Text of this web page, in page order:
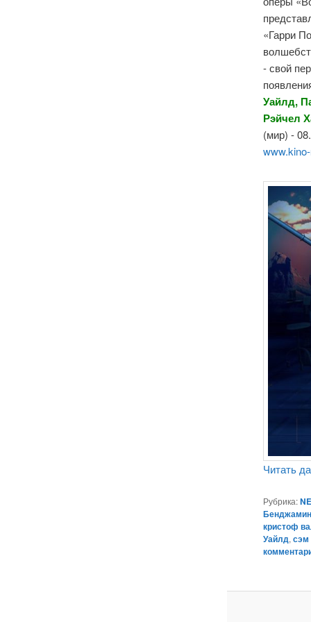
«Гарри
- свой
Уайлд,
Рэйчел
(мир) -
Читать
Рубрика:
кристоф
Уайлд,сэм